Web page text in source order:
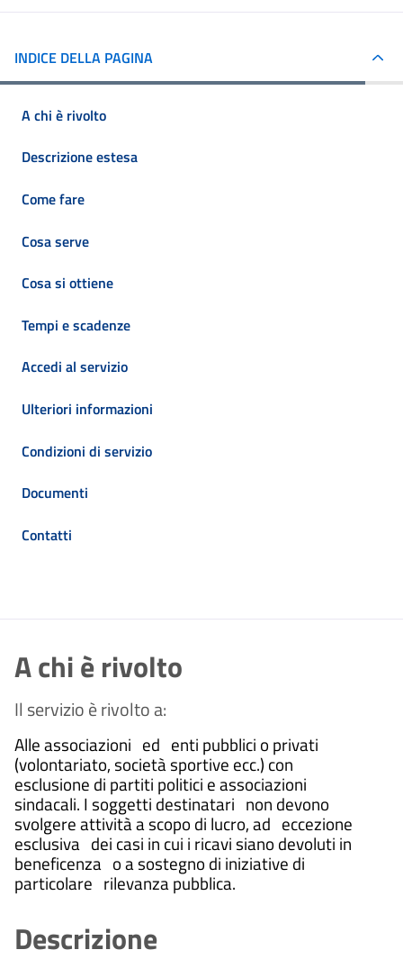
INDICE DELLA PAGINA
A chi è rivolto
Descrizione estesa
Come fare
Cosa serve
Cosa si ottiene
Tempi e scadenze
Accedi al servizio
Ulteriori informazioni
Condizioni di servizio
Documenti
Contatti
A chi è rivolto
Il servizio è rivolto a:
Alle associazioni ed enti pubblici o privati
(volontariato, società sportive ecc.) con
esclusione di partiti politici e associazioni
sindacali. I soggetti destinatari non devono
svolgere attività a scopo di lucro, ad eccezione
esclusiva dei casi in cui i ricavi siano devoluti in
beneficenza o a sostegno di iniziative di
particolare rilevanza pubblica.
Descrizione